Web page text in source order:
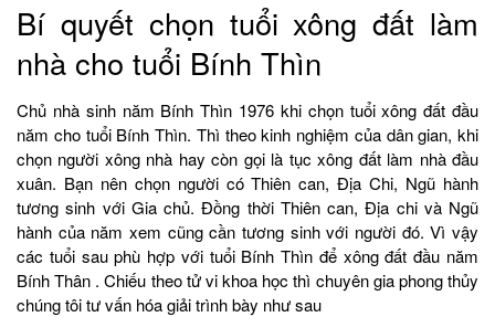
Bí quyết chọn tuổi xông đất làm
nhà cho tuổi Bính Thìn
Chủ nhà sinh năm Bính Thìn 1976 khi chọn tuổi xông đất đầu
năm cho tuổi Bính Thìn. Thì theo kinh nghiệm của dân gian, khi
chọn người xông nhà hay còn gọi là tục xông đất làm nhà đầu
xuân. Bạn nên chọn người có Thiên can, Địa Chi, Ngũ hành
tương sinh với Gia chủ. Đồng thời Thiên can, Địa chi và Ngũ
hành của năm xem cũng cần tương sinh với người đó. Vì vậy
các tuổi sau phù hợp với tuổi Bính Thìn để xông đất đầu năm
Bính Thân . Chiếu theo tử vi khoa học thì chuyên gia phong thủy
chúng tôi tư vấn hóa giải trình bày như sau